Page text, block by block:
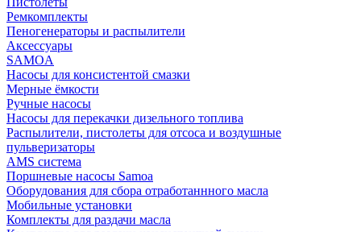
Ремкомплекты
Пеногенераторы и распылители
Аксессуары
SAMOA
Насосы для консистентой смазки
Мерные ёмкости
Ручные насосы
Насосы для перекачки дизельного топлива
Распылители, пистолеты для отсоса и воздушные
пульверизаторы
AMS система
Поршневые насосы Samoa
Оборудования для сбора отработаннного масла
Мобильные установки
Комплекты для раздачи масла